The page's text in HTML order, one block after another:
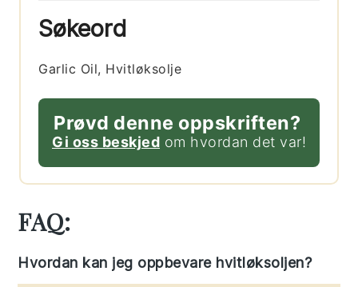
Søkeord
Garlic Oil, Hvitløksolje
Prøvd denne oppskriften?
Gi oss beskjed om hvordan det var!
FAQ:
Hvordan kan jeg oppbevare hvitløksoljen?